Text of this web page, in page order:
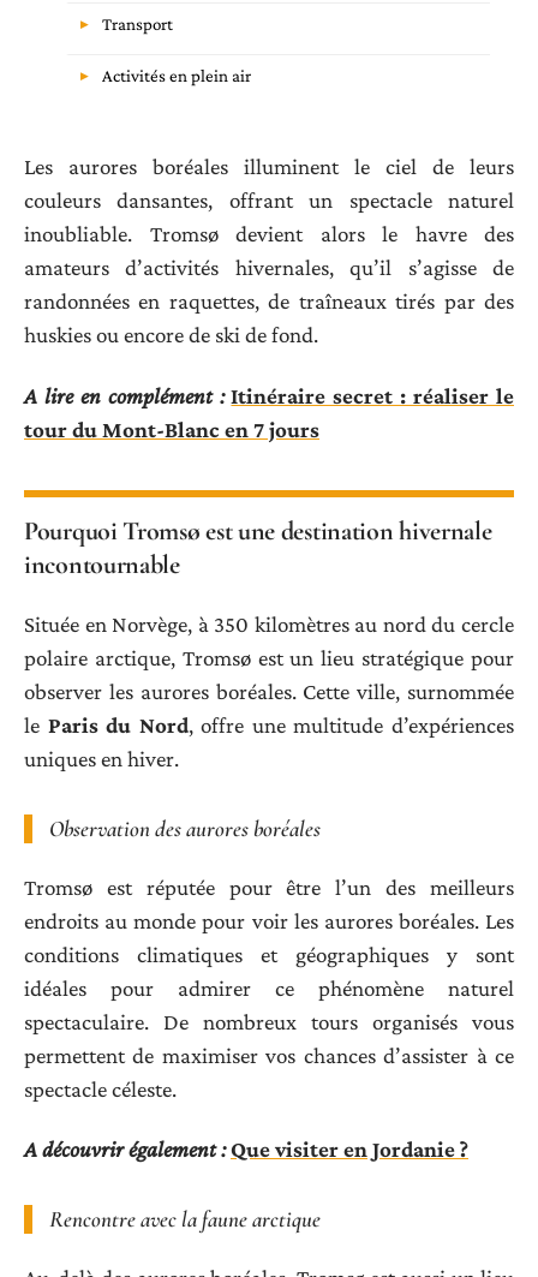
Transport
Activités en plein air
Les aurores boréales illuminent le ciel de leurs
couleurs dansantes, offrant un spectacle naturel
inoubliable. Tromsø devient alors le havre des
amateurs d’activités hivernales, qu’il s’agisse de
randonnées en raquettes, de traîneaux tirés par des
huskies ou encore de ski de fond.
A lire en complément : Itinéraire secret : réaliser le
tour du Mont-Blanc en 7 jours
Pourquoi Tromsø est une destination hivernale
incontournable
Située en Norvège, à 350 kilomètres au nord du cercle
polaire arctique, Tromsø est un lieu stratégique pour
observer les aurores boréales. Cette ville, surnommée
le Paris du Nord, offre une multitude d’expériences
uniques en hiver.
Observation des aurores boréales
Tromsø est réputée pour être l’un des meilleurs
endroits au monde pour voir les aurores boréales. Les
conditions climatiques et géographiques y sont
idéales pour admirer ce phénomène naturel
spectaculaire. De nombreux tours organisés vous
permettent de maximiser vos chances d’assister à ce
spectacle céleste.
A découvrir également :Que visiter en Jordanie ?
Rencontre avec la faune arctique